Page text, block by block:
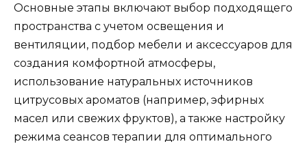
Основные этапы включают выбор подходящего
пространства с учетом освещения и
вентиляции, подбор мебели и аксессуаров для
создания комфортной атмосферы,
использование натуральных источников
цитрусовых ароматов (например, эфирных
масел или свежих фруктов), а также настройку
режима сеансов терапии для оптимального